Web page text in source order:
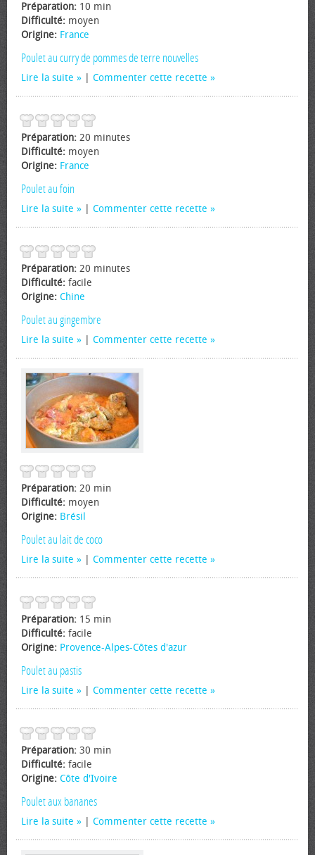
Préparation: 10 min
Difficulté: moyen
Origine: France
Poulet au curry de pommes de terre nouvelles
Lire la suite Commenter cette recette
Préparation: 20 minutes
Difficulté: moyen
Origine: France
Poulet au foin
Lire la suite Commenter cette recette
Préparation: 20 minutes
Difficulté: facile
Origine: Chine
Poulet au gingembre
Lire la suite Commenter cette recette
Préparation: 20 min
Difficulté: moyen
Origine: Brésil
Poulet au lait de coco
Lire la suite Commenter cette recette
Préparation: 15 min
Difficulté: facile
Origine: Provence-Alpes-Côtes d'azur
Poulet au pastis
Lire la suite Commenter cette recette
Préparation: 30 min
Difficulté: facile
Origine: Côte d'Ivoire
Poulet aux bananes
Lire la suite Commenter cette recette